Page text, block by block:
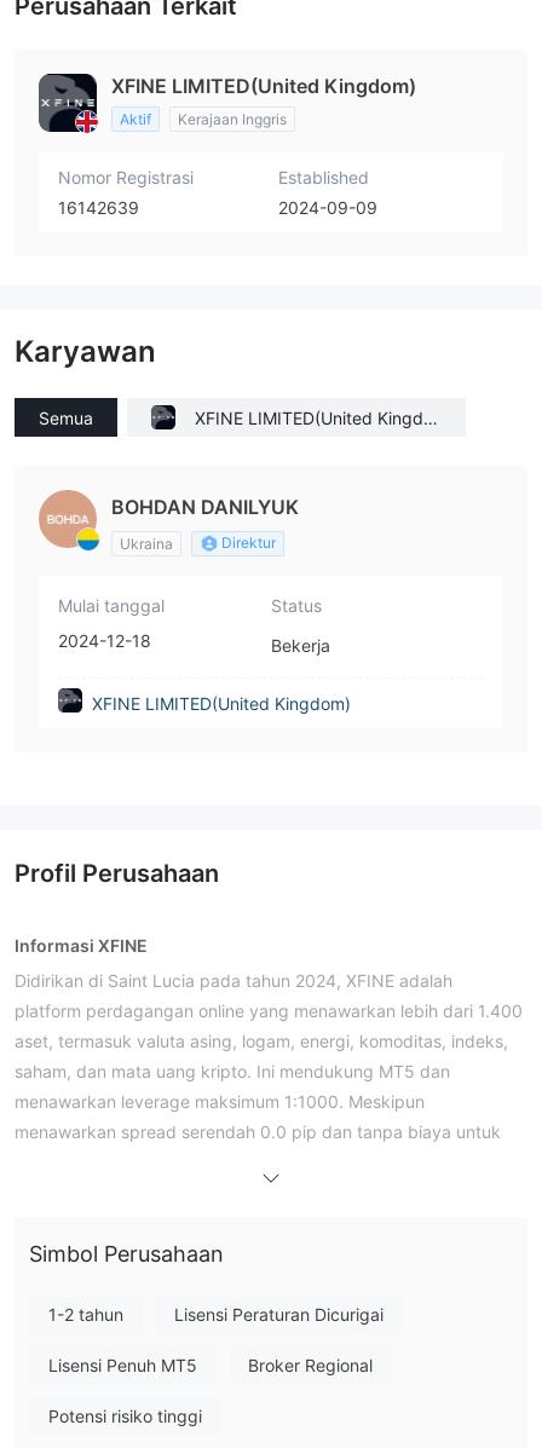
Perusahaan Terkait
XFINE LIMITED(United Kingdom)
Aktif Kerajaan Inggris
Nomor Registrasi
16142639
Established
2024-09-09
Karyawan
Semua
XFINE LIMITED(United Kingdo
BOHDAN DANILYUK
Ukraina Direktur
Mulai tanggal
2024-12-18
Status
Bekerja
XFINE LIMITED(United Kingdom)
Profil Perusahaan
Informasi XFINE
Didirikan di Saint Lucia pada tahun 2024, XFINE adalah
platform perdagangan online yang menawarkan lebih dari 1.400
aset, termasuk valuta asing, logam, energi, komoditas, indeks,
saham, dan mata uang kripto. Ini mendukung MT5 dan
menawarkan leverage maksimum 1:1000. Meskipun
menawarkan spread serendah 0.0 pip dan tanpa biaya untuk
X—untuk memenuhi kebutuhan trader yang berbeda. Namun,
Meskipun XFINE mengklaim melindungi dana pelanggan
dan trader harus berhati-hati saat melakukan perdagangan.
Simbol Perusahaan
1-2 tahun Lisensi Peraturan Dicurigai
Lisensi Penuh MT5 Broker Regional
Potensi risiko tinggi